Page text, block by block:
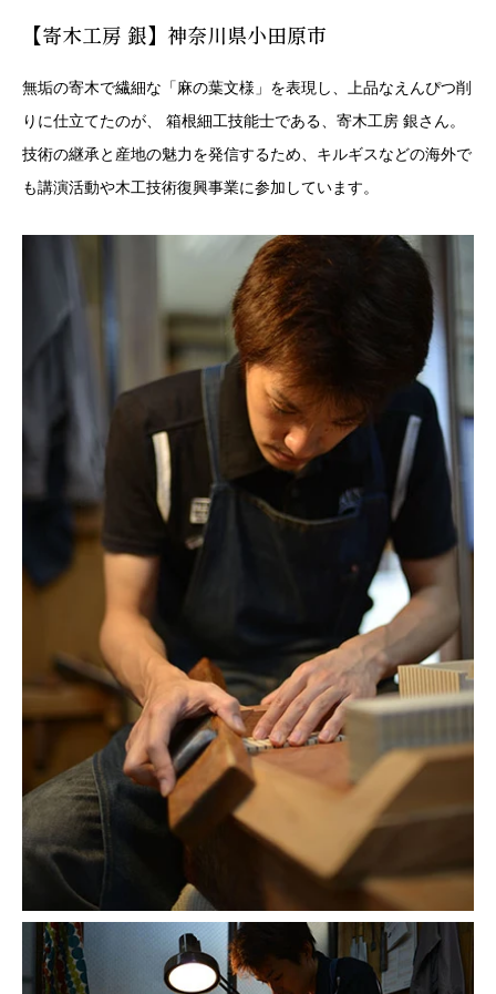
【寄木工房 銀】神奈川県小田原市
無垢の寄木で繊細な「麻の葉文様」を表現し、上品なえんぴつ削
りに仕立てたのが、 箱根細工技能士である、寄木工房 銀さん。
技術の継承と産地の魅力を発信するため、キルギスなどの海外で
も講演活動や木工技術復興事業に参加しています。